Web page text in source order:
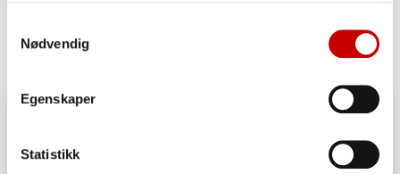
Nødvendig
Egenskaper
Statistikk